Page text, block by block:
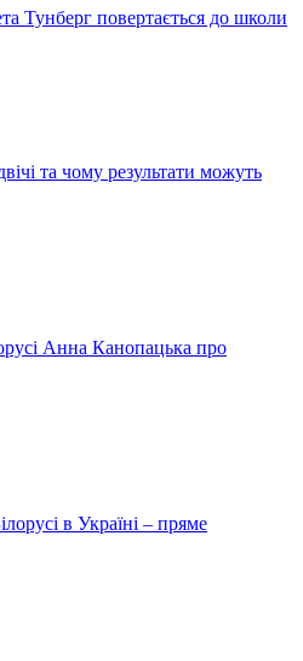
Тунберг повертається до школи
та чому результати можуть
Анна Канопацька про
в Україні – пряме